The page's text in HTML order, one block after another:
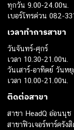
ทุกวัน 9.00-24.00น.
เบอร์โทรด่วน 082-
เวลาทำการสาขา
วันจันทร์-ศุกร์
เวลา 10.30-21.00น.
วันเสาร์-อาทิตย์ วันห
เวลา 10.00-21.00น.
ติดต่อสาขา
สาขา HeadQ อ่อนนุช
สาขาฟิวเจอร์พาร์ครังสิ